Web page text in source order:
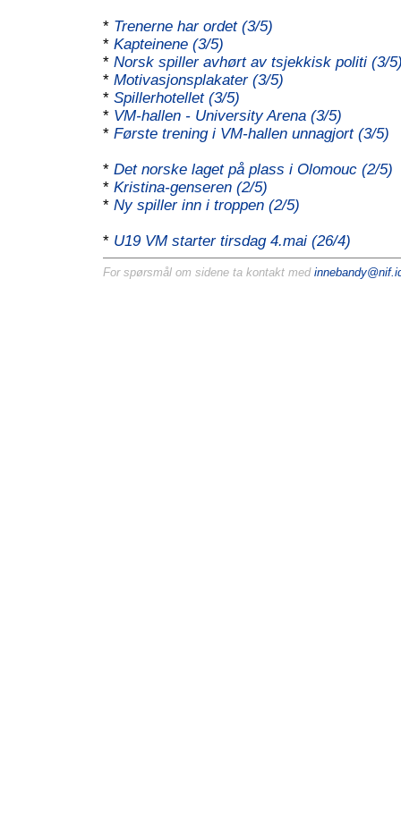
* Trenerne har ordet (3/5)
* Kapteinene (3/5)
* Norsk spiller avhørt av tsjekkisk politi (3/
* Motivasjonsplakater (3/5)
* Spillerhotellet (3/5)
* VM-hallen - University Arena (3/5)
* Første trening i VM-hallen unnagjort (3/5)
* Det norske laget på plass i Olomouc (2/5)
* Kristina-genseren (2/5)
* Ny spiller inn i troppen (2/5)
* U19 VM starter tirsdag 4.mai (26/4)
For spørsmål om sidene ta kontakt med